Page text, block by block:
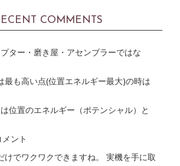
COMMENTS
ター・磨き屋・アセンブラーではな
最も高い点(位置エネルギー最大)の時は
位置のエネルギー（ポテンシャル）と
ント
けでワクワクできますね。 実機を手に取